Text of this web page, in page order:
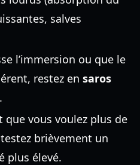
salves
l’immersion ou que le
restez en saros
.
vous voulez plus de
brièvement un
plus élevé.